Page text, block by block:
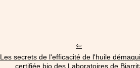
Les secrets de l'efficacité de l'huile
certifiée bio des Laboratoires de